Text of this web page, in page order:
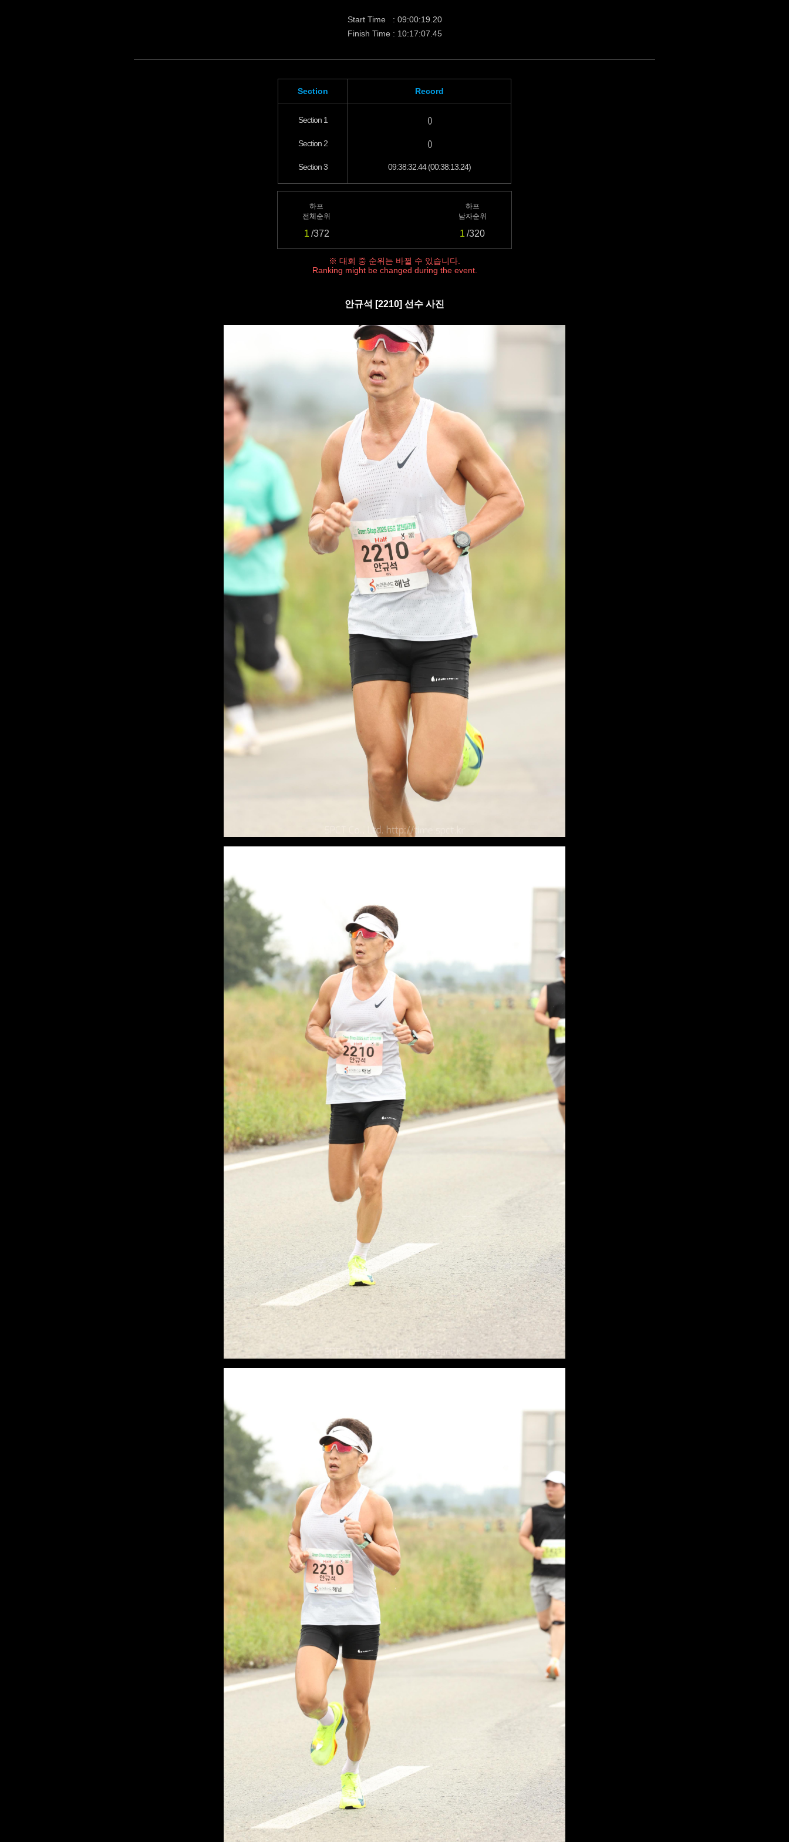
Start Time : 09:00:19.20
Finish Time : 10:17:07.45
Section Record
Section 1 ()
Section 2 ()
Section 3 09:38:32.44 (00:38:13.24)
하프
전체순위
1 /372
하프
남자순위
1 /320
※ 대회 중 순위는 바뀔 수 있습니다.
Ranking might be changed during the event.
안규석 [2210] 선수 사진